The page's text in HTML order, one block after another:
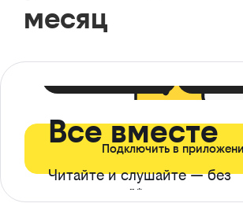
месяц
Все вместе
Читайте и слушайте — без
ограничений*
Подключить в